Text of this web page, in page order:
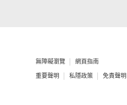
由食物環境衞生署
辦理作公事用途的
無障礙瀏覽 網頁指南
重要聲明 私隱政策 免責聲明